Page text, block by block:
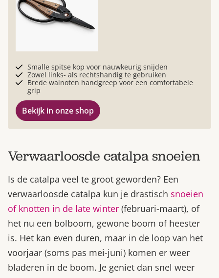
Smalle spitse kop voor nauwkeurig snijden
Zowel links- als rechtshandig te gebruiken
Brede walnoten handgreep voor een comfortabele
grip
Bekijk in onze shop
Verwaarloosde catalpa snoeien
Is de catalpa veel te groot geworden? Een
verwaarloosde catalpa kun je drastisch snoeien
of knotten in de late winter (februari-maart), of
het nu een bolboom, gewone boom of heester
is. Het kan even duren, maar in de loop van het
voorjaar (soms pas mei-juni) komen er weer
bladeren in de boom. Je geniet dan snel weer